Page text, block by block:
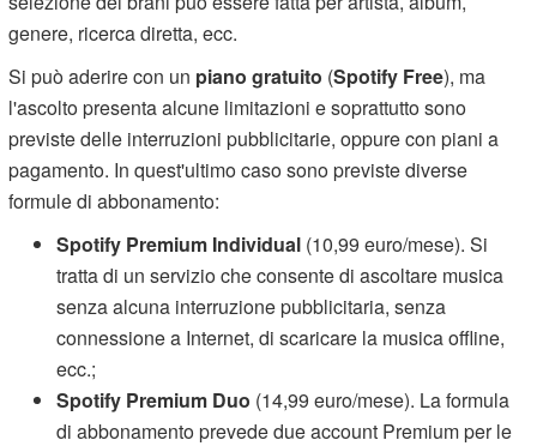
genere, ricerca diretta, ecc.
Si può aderire con un piano gratuito (Spotify Free), ma
l'ascolto presenta alcune limitazioni e soprattutto sono
previste delle interruzioni pubblicitarie, oppure con piani a
pagamento. In quest'ultimo caso sono previste diverse
formule di abbonamento:
Spotify Premium Individual (10,99 euro/mese). Si
tratta di un servizio che consente di ascoltare musica
senza alcuna interruzione pubblicitaria, senza
connessione a Internet, di scaricare la musica offline,
ecc.;
Spotify Premium Duo (14,99 euro/mese). La formula
di abbonamento prevede due account Premium per le